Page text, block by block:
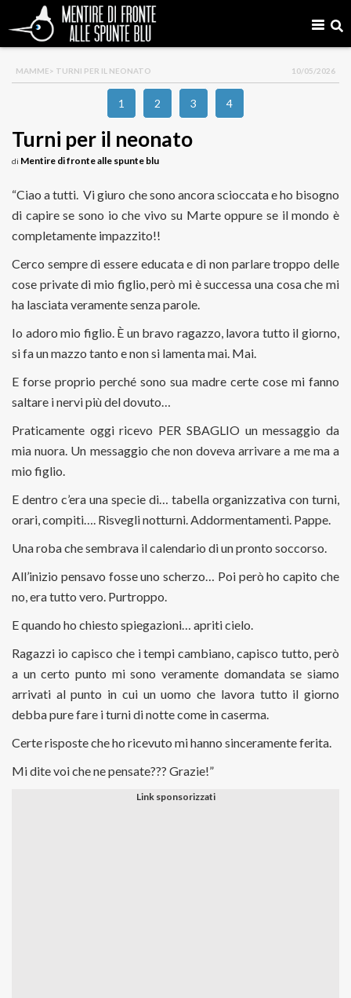
MAMME> TURNI PER IL NEONATO 10/05/2026
1 2 3 4
Turni per il neonato
di Mentire di fronte alle spunte blu
“Ciao a tutti. Vi giuro che sono ancora scioccata e ho bisogno
di capire se sono io che vivo su Marte oppure se il mondo è
completamente impazzito!!
Cerco sempre di essere educata e di non parlare troppo delle
cose private di mio figlio, però mi è successa una cosa che mi
ha lasciata veramente senza parole.
Io adoro mio figlio. È un bravo ragazzo, lavora tutto il giorno,
si fa un mazzo tanto e non si lamenta mai. Mai.
E forse proprio perché sono sua madre certe cose mi fanno
saltare i nervi più del dovuto…
Praticamente oggi ricevo PER SBAGLIO un messaggio da
mia nuora. Un messaggio che non doveva arrivare a me ma a
mio figlio.
E dentro c’era una specie di… tabella organizzativa con turni,
orari, compiti…. Risvegli notturni. Addormentamenti. Pappe.
Una roba che sembrava il calendario di un pronto soccorso.
All’inizio pensavo fosse uno scherzo… Poi però ho capito che
no, era tutto vero. Purtroppo.
E quando ho chiesto spiegazioni… apriti cielo.
Ragazzi io capisco che i tempi cambiano, capisco tutto, però
a un certo punto mi sono veramente domandata se siamo
arrivati al punto in cui un uomo che lavora tutto il giorno
debba pure fare i turni di notte come in caserma.
Certe risposte che ho ricevuto mi hanno sinceramente ferita.
Mi dite voi che ne pensate??? Grazie!”